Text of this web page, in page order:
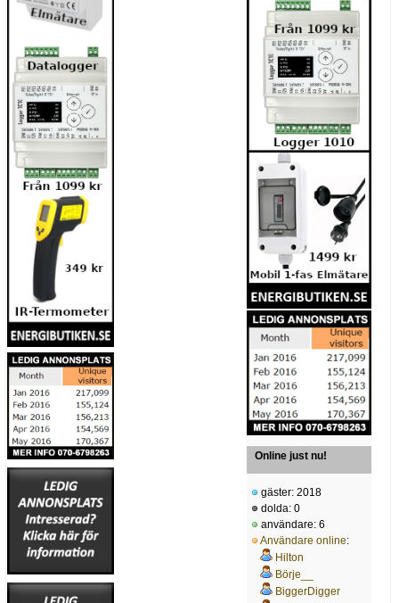
Online just nu!
gäster: 2018
dolda: 0
användare: 6
Användare online:
Hilton
Börje__
BiggerDigger